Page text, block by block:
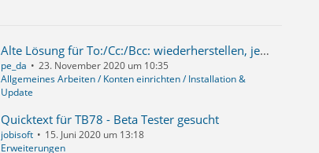
Alte Lösung für To:/Cc:/Bcc: wiederherstellen, jeden Empfänger in eigener Zeile
pe_da
23. November 2020 um 10:35
Allgemeines Arbeiten / Konten einrichten / Installation &
Update
Quicktext für TB78 - Beta Tester gesucht
jobisoft
15. Juni 2020 um 13:18
Erweiterungen